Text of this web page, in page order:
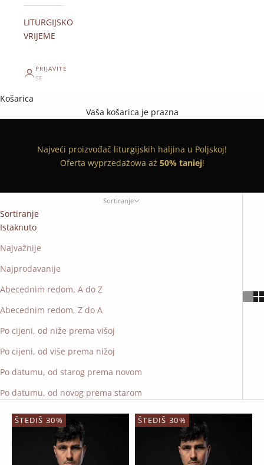
LITURGIJSKO
VRIJEME
PRIJAVITE
SE
Košarica
Vaša košarica je prazna
Najveći proizvođač liturgijskih haljina u Poljskoj!
Oferta wyprzedażowa aż 50% taniej!
Sortiranje
Sortiranje
Istaknuto
Najvažnije
Najprodavanije
Abecednim redom, A do Z
Abecednim redom, Z do A
Po cijeni, od niže prema višoj
Po cijeni, od više prema nižoj
Po datumu, od starog prema novom
Po datumu, od novog prema starom
ŠTEDIŠ 30% ŠTEDIŠ 30%